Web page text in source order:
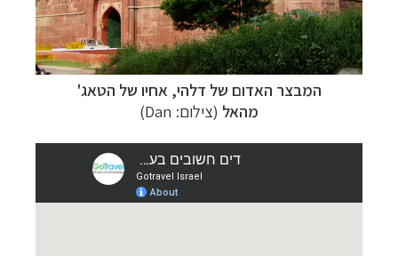
המבצר האדום של דלהי, אחיו של הטאג'
מהאל (צילום: Dan)